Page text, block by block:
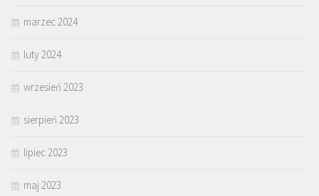
marzec 2024
luty 2024
wrzesień 2023
sierpień 2023
lipiec 2023
maj 2023